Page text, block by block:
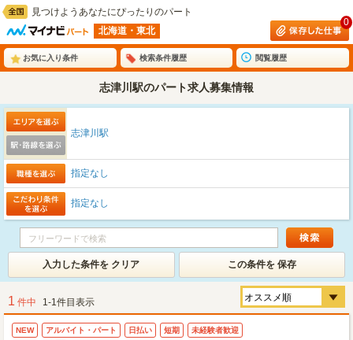
見つけようあなたにぴったりのパート
北海道・東北
0
お気に入り条件 検索条件履歴 閲覧履歴
志津川駅のパート求人募集情報
志津川駅
指定なし
指定なし
入力した条件を クリア この条件を 保存
1 件中 1-1件目表示
NEW アルバイト・パート 日払い 短期 未経験者歓迎